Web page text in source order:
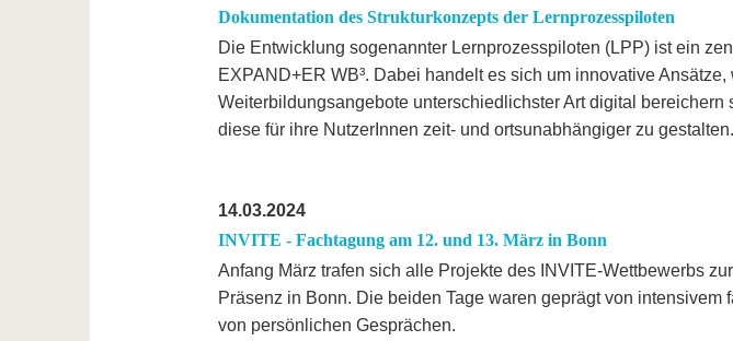
Dokumentation des Strukturkonzepts der Lernprozesspiloten
Die Entwicklung sogenannter Lernprozesspiloten (LPP) ist ein
EXPAND+ER WB³. Dabei handelt es sich um innovative
Weiterbildungsangebote unterschiedlichster Art digital bereichern
diese für ihre NutzerInnen zeit- und ortsunabhängiger zu gestalten.
14.03.2024
INVITE - Fachtagung am 12. und 13. März in Bonn
Anfang März trafen sich alle Projekte des INVITE-Wettbewerbs
Präsenz in Bonn. Die beiden Tage waren geprägt von intensivem
von persönlichen Gesprächen.